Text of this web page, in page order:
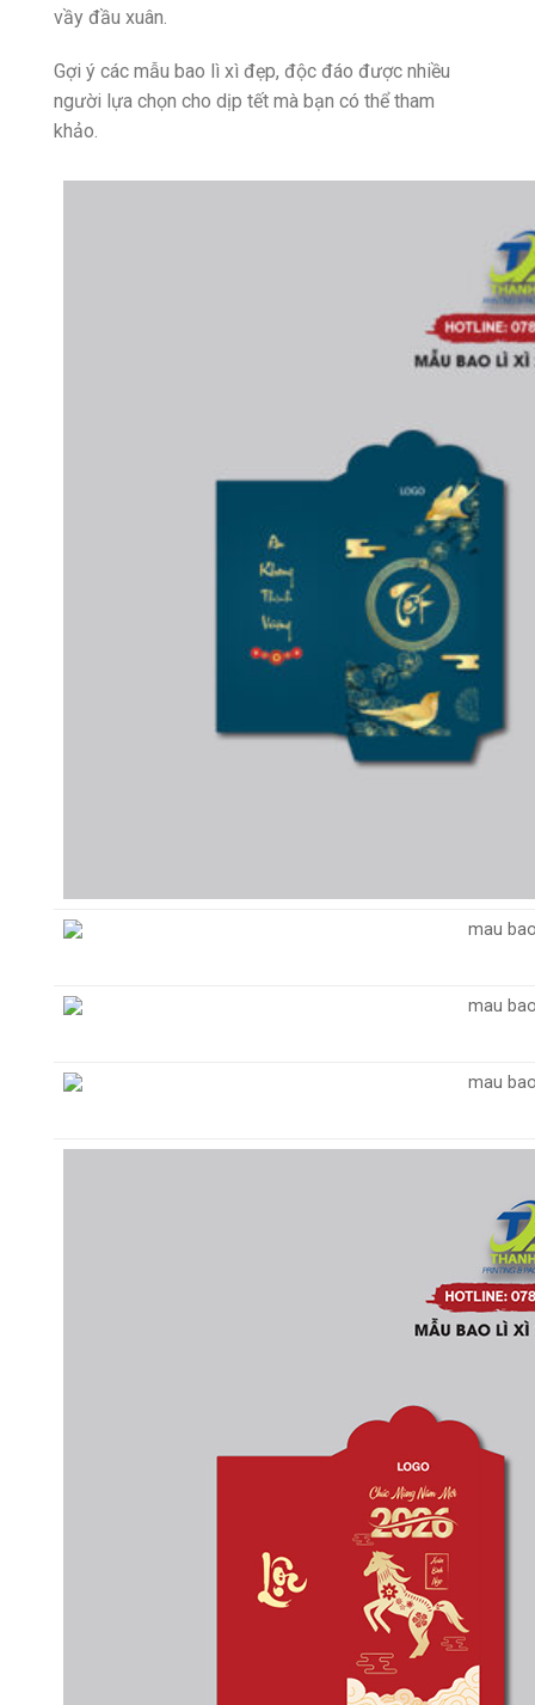
vầy đầu xuân.
Gợi ý các mẫu bao lì xì đẹp, độc đáo được nhiều
người lựa chọn cho dịp tết mà bạn có thể tham
khảo.